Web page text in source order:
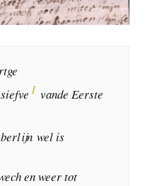
1 vande Eerste
berlijn wel is
en weer tot